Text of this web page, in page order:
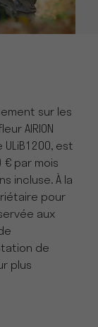
sur les
AIRION
ULiB1200, est
€ par mois
incluse. À la
pour
aux
de
plus